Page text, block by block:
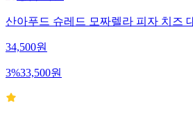
산아푸드 슈레드 모짜렐라 피자 치즈
34,500원
3%33,500원